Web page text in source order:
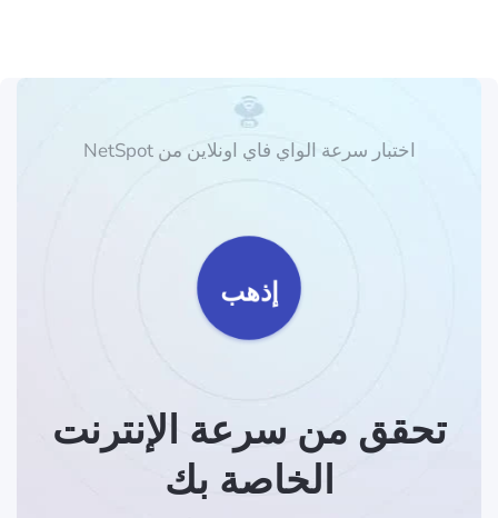
اختبار سرعة الواي فاي اونلاين من NetSpot
إذهب
تحقق من سرعة الإنترنت
الخاصة بك